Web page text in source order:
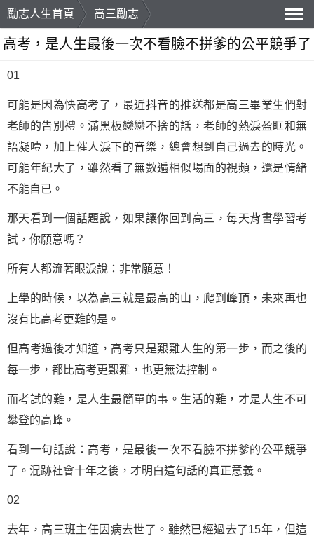
勵志人生首頁
高三勵志
導
高考，是人生最後一次不看臉不拼爹的公平競爭了
01
可能是因為快高考了，最近抖音的推送都是高三畢業生們對
老師的告別禮。滿黑板戀戀不捨的話，老師的熱淚盈眶和無
語凝噎，加上催人淚下的音樂，總會想到自己過去的時光。
可能年紀大了，雖然看了無數遍相似場面的視頻，還是情緒
不能自已。
那天看到一個話題說，如果讓你回到高三，每天背書學習考
試，你願意嗎？
所有人都流著眼淚說：非常願意！
上學的時候，以為高三就是最高的山，爬到峰頂，未來再也
沒有比高考更難的是。
但高考過後才知道，高考只是艱難人生的第一步，而之後的
每一步，都比高考更艱難，也更無法控制。
而考試的難，是人生最簡單的事。生活的難，才是人生不可
攀登的高峰。
看到 一句話說：高考，是最後一次不看臉不拼爹的公平競爭
了。混跡社會十年之後，才明白這句話的真正意義。
02
去年，高三班主任因病去世了。雖然已經過去了15年，但這